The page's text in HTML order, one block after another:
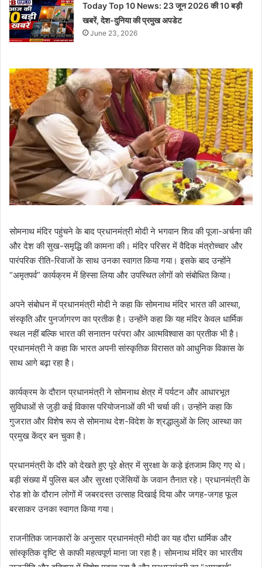
Today Top 10 News: 23 जून 2026 की 10 बड़ी
खबरें, देश-दुनिया की प्रमुख अपडेट
June 23, 2026
सोमनाथ मंदिर पहुंचने के बाद प्रधानमंत्री मोदी ने भगवान शिव की पूजा-अर्चना की
और देश की सुख-समृद्धि की कामना की। मंदिर परिसर में वैदिक मंत्रोच्चार और
पारंपरिक रीति-रिवाजों के साथ उनका स्वागत किया गया। इसके बाद उन्होंने
“अमृतपर्व” कार्यक्रम में हिस्सा लिया और उपस्थित लोगों को संबोधित किया।
अपने संबोधन में प्रधानमंत्री मोदी ने कहा कि सोमनाथ मंदिर भारत की आस्था,
संस्कृति और पुनर्जागरण का प्रतीक है। उन्होंने कहा कि यह मंदिर केवल धार्मिक
स्थल नहीं बल्कि भारत की सनातन परंपरा और आत्मविश्वास का प्रतीक भी है।
प्रधानमंत्री ने कहा कि भारत अपनी सांस्कृतिक विरासत को आधुनिक विकास के
साथ आगे बढ़ा रहा है।
कार्यक्रम के दौरान प्रधानमंत्री ने सोमनाथ क्षेत्र में पर्यटन और आधारभूत
सुविधाओं से जुड़ी कई विकास परियोजनाओं की भी चर्चा की। उन्होंने कहा कि
गुजरात और विशेष रूप से सोमनाथ देश-विदेश के श्रद्धालुओं के लिए आस्था का
प्रमुख केंद्र बन चुका है।
प्रधानमंत्री के दौरे को देखते हुए पूरे क्षेत्र में सुरक्षा के कड़े इंतजाम किए गए थे।
बड़ी संख्या में पुलिस बल और सुरक्षा एजेंसियों के जवान तैनात रहे। प्रधानमंत्री के
रोड शो के दौरान लोगों में जबरदस्त उत्साह दिखाई दिया और जगह-जगह फूल
बरसाकर उनका स्वागत किया गया।
राजनीतिक जानकारों के अनुसार प्रधानमंत्री मोदी का यह दौरा धार्मिक और
सांस्कृतिक दृष्टि से काफी महत्वपूर्ण माना जा रहा है। सोमनाथ मंदिर का भारतीय